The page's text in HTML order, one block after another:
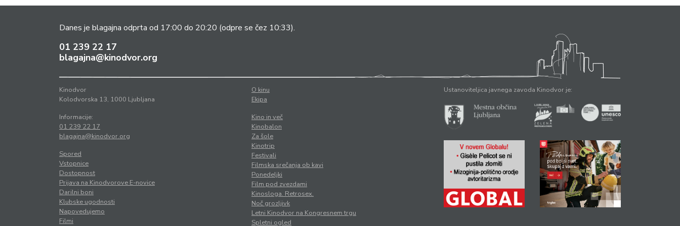
Danes je blagajna odprta od 17:00 do 20:20 (odpre se čez 10:33).
01 239 22 17
blagajna@kinodvor.org
Kinodvor
Kolodvorska 13, 1000 Ljubljana
Informacije:
01 239 22 17
blagajna@kinodvor.org
Spored
Vstopnice
Dostopnost
Prijava na Kinodvorove E-novice
Darilni boni
Klubske ugodnosti
Napovedujemo
Filmi
O kinu
Ekipa
Kino in več
Kinobalon
Za šole
Kinotrip
Festivali
Filmska srečanja ob kavi
Ponedeljki
Film pod zvezdami
Kinosloga. Retrosex.
Noč grozljivk
Letni Kinodvor na Kongresnem trgu
Spletni ogled
Ustanoviteljica javnega zavoda Kinodvor je: